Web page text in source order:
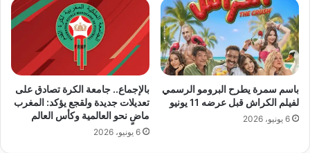
باسم سمرة يطرح البرومو الرسمي
لفيلم الكراش قبل عرضه 11 يونيو
6 يونيو، 2026
بالإجماع.. جامعة الكرة تصادق على
تعديلات جديدة ولقجع يؤكد: المغرب
ماضٍ نحو العالمية وكأس العالم
6 يونيو، 2026